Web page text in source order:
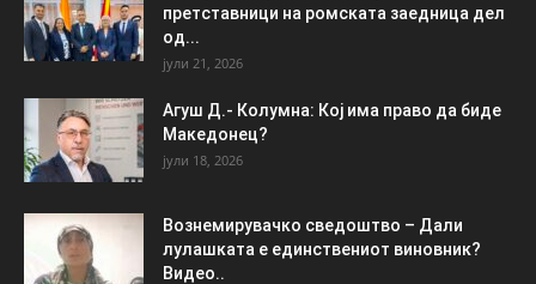
претставници на ромската заедница дел
од...
јули 21, 2026
Агуш Д.- Колумна: Кој има право да биде
Македонец?
јули 18, 2026
Вознемирувачко сведоштво – Дали
лулашката е единствениот виновник?
Видео..